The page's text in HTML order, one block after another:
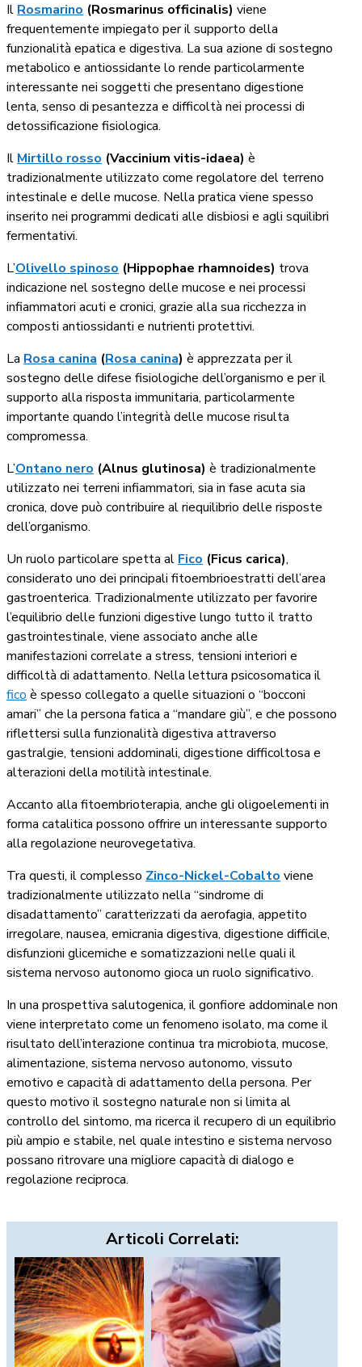
Il Rosmarino (Rosmarinus officinalis) viene
frequentemente impiegato per il supporto della
funzionalità epatica e digestiva. La sua azione di sostegno
metabolico e antiossidante lo rende particolarmente
interessante nei soggetti che presentano digestione
lenta, senso di pesantezza e difficoltà nei processi di
detossificazione fisiologica.
Il Mirtillo rosso (Vaccinium vitis-idaea) è
tradizionalmente utilizzato come regolatore del terreno
intestinale e delle mucose. Nella pratica viene spesso
inserito nei programmi dedicati alle disbiosi e agli squilibri
fermentativi.
L’Olivello spinoso (Hippophae rhamnoides) trova
indicazione nel sostegno delle mucose e nei processi
infiammatori acuti e cronici, grazie alla sua ricchezza in
composti antiossidanti e nutrienti protettivi.
La Rosa canina (Rosa canina) è apprezzata per il
sostegno delle difese fisiologiche dell’organismo e per il
supporto alla risposta immunitaria, particolarmente
importante quando l’integrità delle mucose risulta
compromessa.
L’Ontano nero (Alnus glutinosa) è tradizionalmente
utilizzato nei terreni infiammatori, sia in fase acuta sia
cronica, dove può contribuire al riequilibrio delle risposte
dell’organismo.
Un ruolo particolare spetta al Fico (Ficus carica),
considerato uno dei principali fitoembrioestratti dell’area
gastroenterica. Tradizionalmente utilizzato per favorire
l’equilibrio delle funzioni digestive lungo tutto il tratto
gastrointestinale, viene associato anche alle
manifestazioni correlate a stress, tensioni interiori e
difficoltà di adattamento. Nella lettura psicosomatica il
fico è spesso collegato a quelle situazioni o “bocconi
amari” che la persona fatica a “mandare giù”, e che possono
riflettersi sulla funzionalità digestiva attraverso
gastralgie, tensioni addominali, digestione difficoltosa e
alterazioni della motilità intestinale.
Accanto alla fitoembrioterapia, anche gli oligoelementi in
forma catalitica possono offrire un interessante supporto
alla regolazione neurovegetativa.
Tra questi, il complesso Zinco-Nickel-Cobalto viene
tradizionalmente utilizzato nella “sindrome di
disadattamento” caratterizzati da aerofagia, appetito
irregolare, nausea, emicrania digestiva, digestione difficile,
disfunzioni glicemiche e somatizzazioni nelle quali il
sistema nervoso autonomo gioca un ruolo significativo.
In una prospettiva salutogenica, il gonfiore addominale non
viene interpretato come un fenomeno isolato, ma come il
risultato dell’interazione continua tra microbiota, mucose,
alimentazione, sistema nervoso autonomo, vissuto
emotivo e capacità di adattamento della persona. Per
questo motivo il sostegno naturale non si limita al
controllo del sintomo, ma ricerca il recupero di un equilibrio
più ampio e stabile, nel quale intestino e sistema nervoso
possano ritrovare una migliore capacità di dialogo e
regolazione reciproca.
Articoli Correlati: